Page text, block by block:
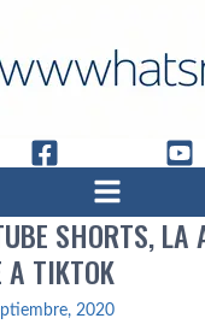
SHORTS, LA
A TIKTOK
2020